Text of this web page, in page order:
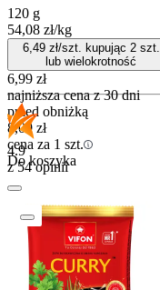
120 g
54,08 zł/kg
6,49zł/szt. kupując 2szt.
lub wielokrotność
6,99 zł
najniższa cena z 30 dni
przed obniżką
8,09 zł
cena za 1 szt.
Do koszyka
4.9
z 54 opinii